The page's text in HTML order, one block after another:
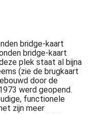
bridge-kaart
bridge-kaart
plek staat al bijna
(zie de brugkaart
door de
werd geopend.
functionele
zijn meer